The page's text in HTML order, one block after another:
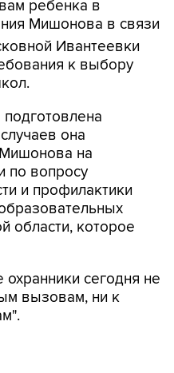
ребенка в
Мишонова в связи
Ивантеевки
к выбору
она
на
по вопросу
и профилактики
области, которое
сегодня не
вызовам, ни к